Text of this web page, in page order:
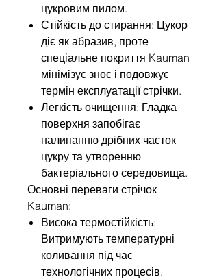
цукровим пилом.
Стійкість до стирання: Цукор
діє як абразив, проте
спеціальне покриття Kauman
мінімізує знос і подовжує
термін експлуатації стрічки.
Легкість очищення: Гладка
поверхня запобігає
налипанню дрібних часток
цукру та утворенню
бактеріального середовища.
Основні переваги стрічок
Kauman:
Висока термостійкість:
Витримують температурні
коливання під час
технологічних процесів.